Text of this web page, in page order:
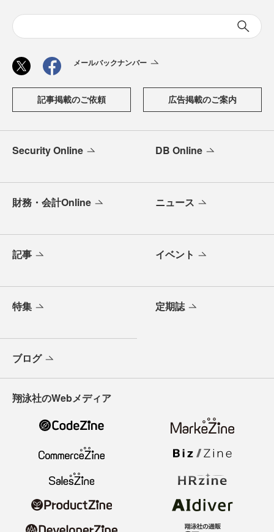
メールバックナンバー
記事掲載のご依頼 広告掲載のご案内
Security Online DB Online
財務・会計Online ニュース
記事 イベント
特集 定期誌
ブログ
翔泳社のWebメディア